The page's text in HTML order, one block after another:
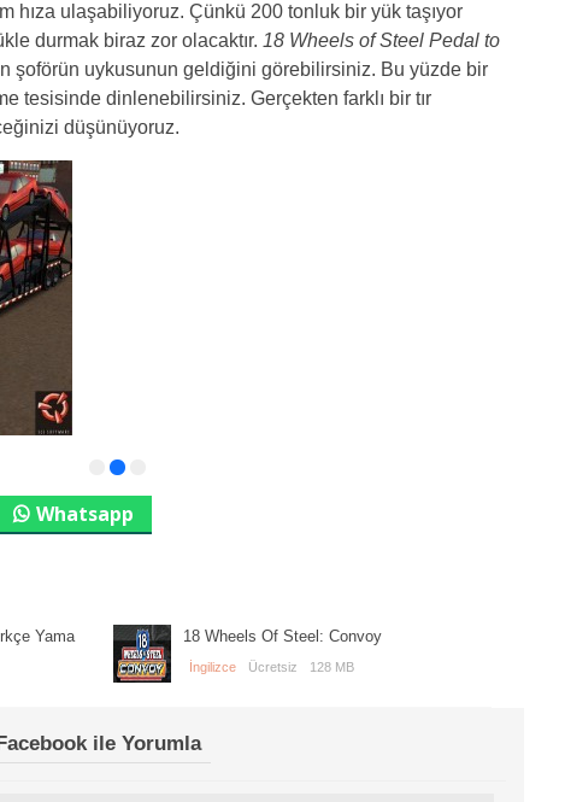
hıza ulaşabiliyoruz. Çünkü 200 tonluk bir yük taşıyor
durmak biraz zor olacaktır. 18 Wheels of Steel Pedal to
şoförün uykusunun geldiğini görebilirsiniz. Bu yüzde bir
tesisinde dinlenebilirsiniz. Gerçekten farklı bir tır
düşünüyoruz.
Whatsapp
Yama 18 Wheels Of Steel: Convoy
İngilizce Ücretsiz 128 MB
ile Yorumla